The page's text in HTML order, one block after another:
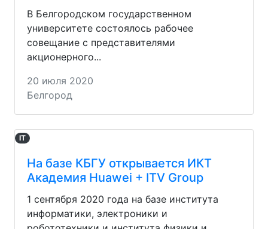
В Белгородском государственном
университете состоялось рабочее
совещание с представителями
акционерного...
20 июля 2020
Белгород
IT
На базе КБГУ открывается ИКТ
Академия Huawei + ITV Group
1 сентября 2020 года на базе института
информатики, электроники и